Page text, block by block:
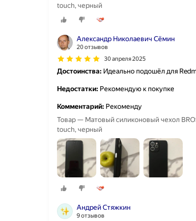
touch, черный
Александр Николаевич Сёмин
20 отзывов
30 апреля 2025
Достоинства: Идеально подошёл для
Недостатки: Рекомендую к покупке
Комментарий: Рекоменду
Товар — Матовый силиконовый чехол
touch, черный
Андрей Стяжкин
9 отзывов